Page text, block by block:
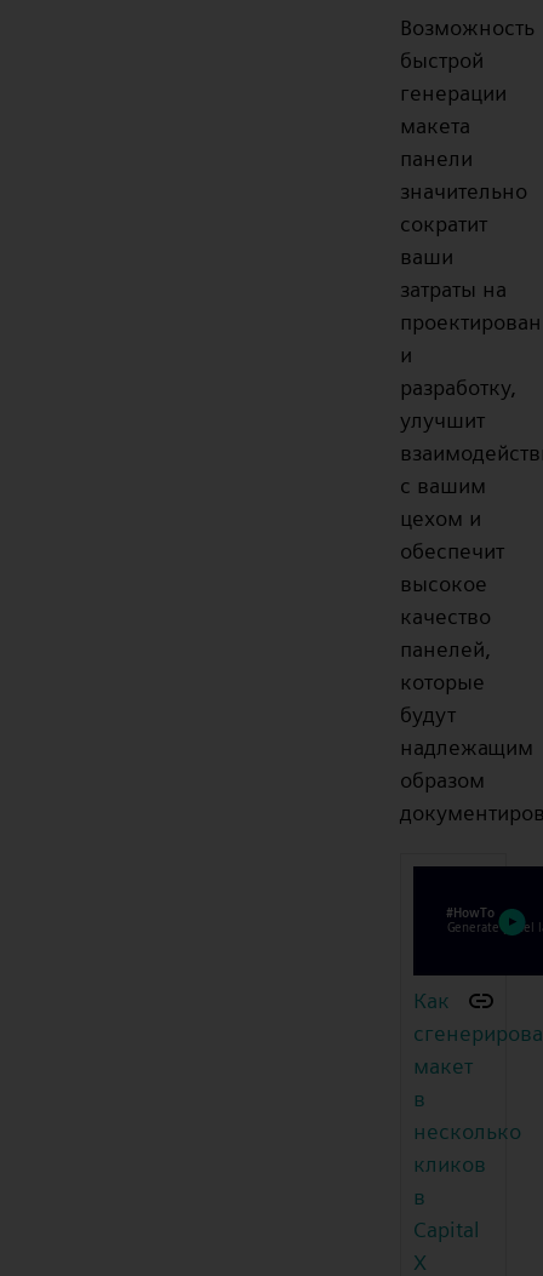
Возможность
быстрой
генерации
макета
панели
значительно
сократит
ваши
затраты на
и
разработку,
улучшит
с вашим
цехом и
обеспечит
высокое
качество
панелей,
которые
будут
надлежащим
образом
Как
макет
в
несколько
кликов
в
Capital
X